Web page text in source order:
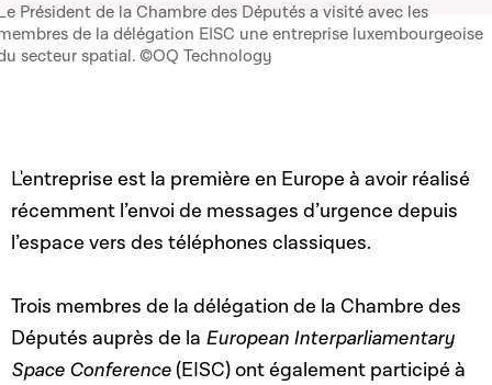
Président de la Chambre des Députés a visité avec les
de la délégation EISC une entreprise luxembourgeoise
secteur spatial. ©OQ Technology
L'entreprise est la première en Europe à avoir réalisé
récemment l’envoi de messages d’urgence depuis
l’espace vers des téléphones classiques.
Trois membres de la délégation de la Chambre des
Députés auprès de la European Interparliamentary
Space Conference (EISC) ont également participé à